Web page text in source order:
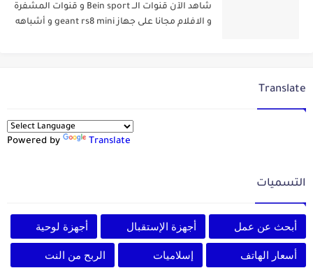
شاهد الآن قنوات الــ Bein sport و قنوات المشفرة
و الافلام مجانا على جهاز geant rs8 mini و أشباهه
Translate
Powered by Translate
التسميات
أبحث عن عمل أجهزة الإستقبال أجهزة لوحية
أسعار الهاتف إسلاميات الربح من النت